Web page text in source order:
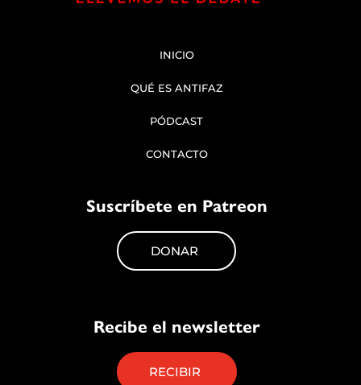
INICIO
QUÉ ES ANTIFAZ
PÓDCAST
CONTACTO
Suscríbete en Patreon
DONAR
Recibe el newsletter
RECIBIR